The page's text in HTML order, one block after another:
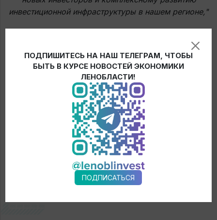
инвестиционной инфраструктуры в нашем регионе,"
– отметил Артаган Берсанов.
В завершении Форума для иногородних гостей провели
экскурсию по крупнейшим индустриальным паркам
ОЭЗ «Новосибирск», индустриальный парк
«Экран», Биотехнопарк в наукограде Кольцово и
ПОДПИШИТЕСЬ НА НАШ ТЕЛЕГРАМ, ЧТОБЫ
БЫТЬ В КУРСЕ НОВОСТЕЙ ЭКОНОМИКИ
ЛЕНОБЛАСТИ!
ПОДПИСАТЬСЯ